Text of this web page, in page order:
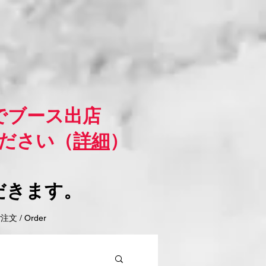
ブース出店
さい（詳細）
ます。
文 / Order